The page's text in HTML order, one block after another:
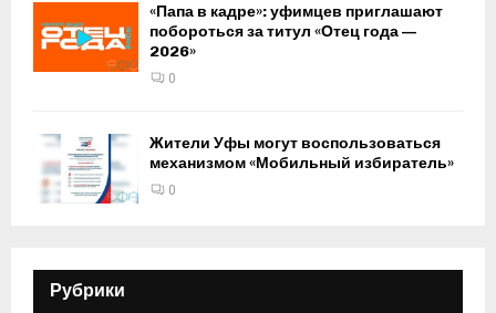
«Папа в кадре»: уфимцев приглашают
побороться за титул «Отец года —
2026»
0
Жители Уфы могут воспользоваться
механизмом «Мобильный избиратель»
0
Рубрики